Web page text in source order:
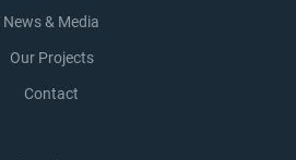
News & Media
Our Projects
Contact